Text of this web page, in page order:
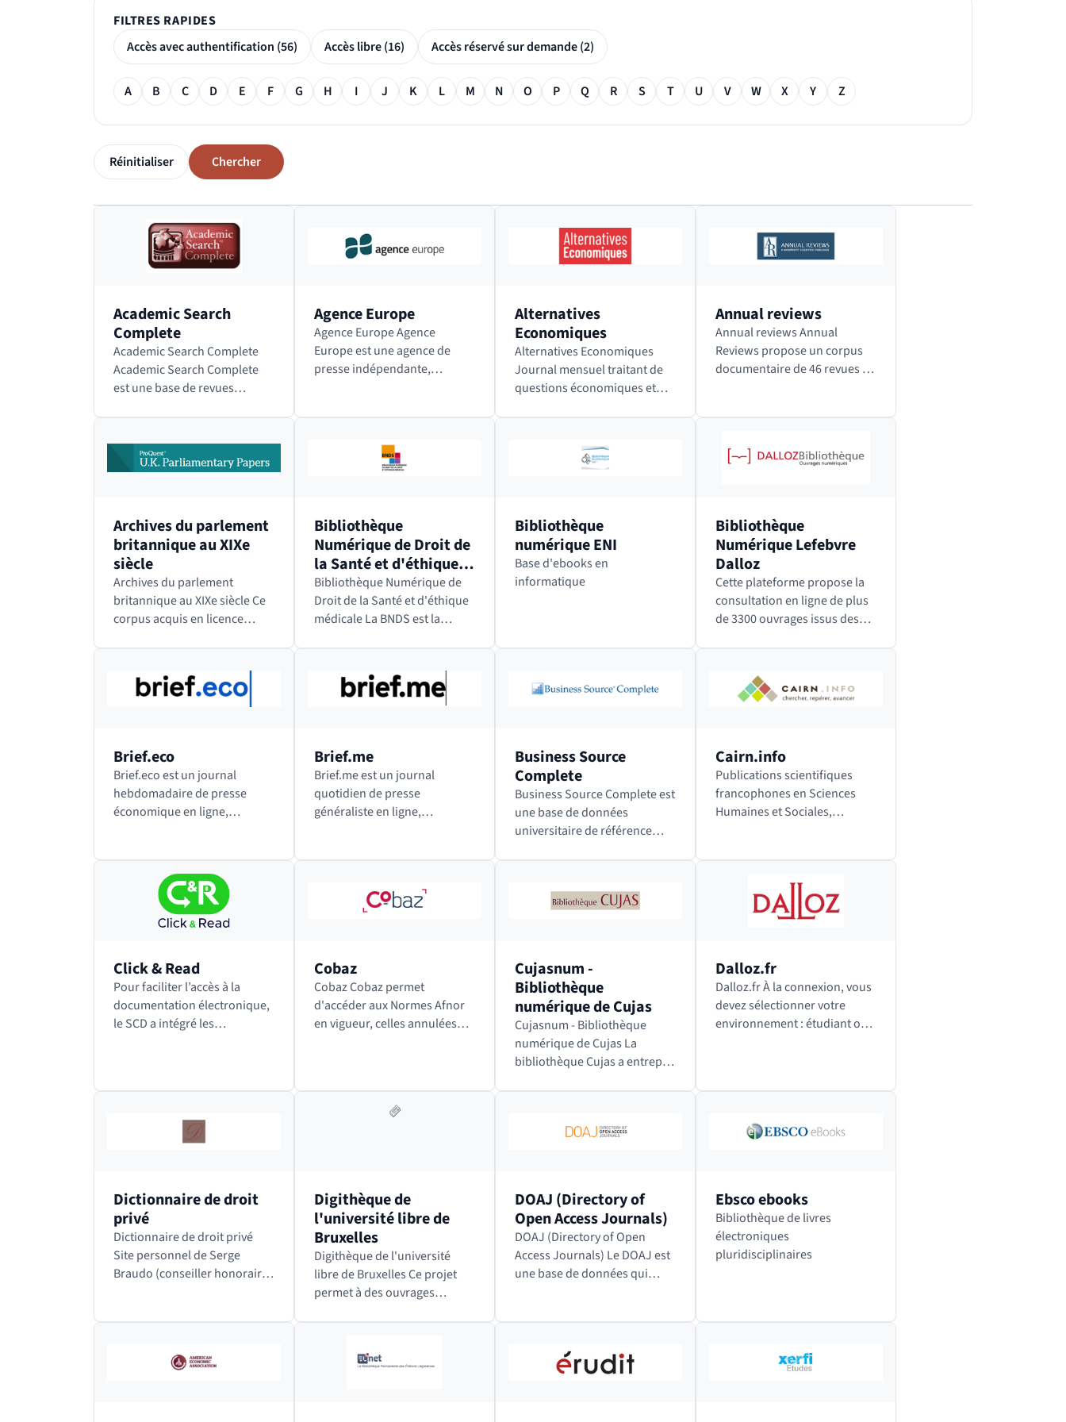
FILTRES RAPIDES
Accès avec authentification (56)
Accès libre (16) Accès réservé sur demande (2)
Filtre alphabétique
A B C D E F G H I J K L M N O P Q R S T U V W X Y Z
Réinitialiser Chercher
Passer le bloc des résultats de recherche
Academic Search
Complete
Academic Search Complete
Academic Search Complete
est une base de revues
académiques, tels que les
sciences humaines, les
Agence Europe
Agence Europe Agence
Europe est une agence de
presse indépendante,
Elle publie le Bulletin
Quotidien Europe,…
Alternatives
Economiques
Alternatives Economiques
Journal mensuel traitant de
questions économiques et
Économiques, aussi
appelé Alter Eco, est en…
Annual reviews
Annual reviews Annual
Reviews propose un corpus
documentaire de 46 revues de
en…
Archives du parlement
britannique au XIXe
siècle
Archives du parlement
britannique au XIXe siècle Ce
corpus acquis en licence
parlementaires numérisés
produits par la Chambre des
Bibliothèque
Numérique de Droit de
la Santé et d'éthique
médicale
Bibliothèque Numérique de
Droit de la Santé et d'éthique
médicale La BNDS est la
consacrée au droit de la santé
et à toutes les disciplines
Bibliothèque
numérique ENI
Base d'ebooks en
informatique
Bibliothèque
Numérique Lefebvre
Dalloz
Cette plateforme propose la
consultation en ligne de plus
de 3300 ouvrages issus des
Brief.eco
Brief.eco est un journal
hebdomadaire de presse
économique en ligne,
proposer des contenus moins
nombreux…
Brief.me
Brief.me est un journal
quotidien de presse
généraliste en ligne,
proposer des contenus moins
nombreux mais…
Business Source
Complete
Business Source Complete est
une base de données
universitaire de référence
management, les systèmes
Cairn.info
Publications scientifiques
francophones en Sciences
Humaines et Sociales,
Click & Read
Pour faciliter l’accès à la
documentation électronique,
le SCD a intégré les
Cobaz
Cobaz Cobaz permet
d'accéder aux Normes Afnor
en vigueur, celles annulées
permettent d’identifier…
Cujasnum -
Bibliothèque
numérique de Cujas
Cujasnum - Bibliothèque
numérique de Cujas La
bibliothèque Cujas a entrepris
deux enseignants chercheurs,
Dalloz.fr
Dalloz.fr À la connexion, vous
devez sélectionner votre
environnement : étudiant ou
Dictionnaire de droit
privé
Dictionnaire de droit privé
Site personnel de Serge
Braudo (conseiller honoraire
termes en droit…
Digithèque de
l'université libre de
Bruxelles
Digithèque de l'université
libre de Bruxelles Ce projet
permet à des ouvrages
préservant les originaux. Les
DOAJ (Directory of
Open Access Journals)
DOAJ (Directory of Open
Access Journals) Le DOAJ est
une base de données qui
Access quelle que soit la
discipline, la langue ou…
Ebsco ebooks
Bibliothèque de livres
électroniques
pluridisciplinaires